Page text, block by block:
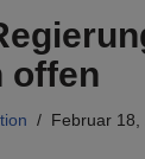
offen
Februar 18,